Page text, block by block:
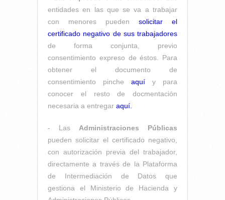
entidades en las que se va a trabajar
con menores pueden solicitar el
certificado negativo de sus trabajadores
de forma conjunta, previo
consentimiento expreso de éstos. Para
obtener el documento de
consentimiento pinche aquí y para
conocer el resto de docmentación
necesaria a entregar aquí.
- Las Administraciones Públicas
pueden solicitar el certificado negativo,
con autorización previa del trabajador,
directamente a través de la Plataforma
de Intermediación de Datos que
gestiona el Ministerio de Hacienda y